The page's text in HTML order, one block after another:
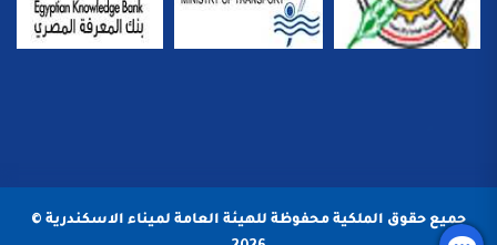
جميع حقوق الملكية محفوظة للهيئة العامة لميناء الاسكندرية ©